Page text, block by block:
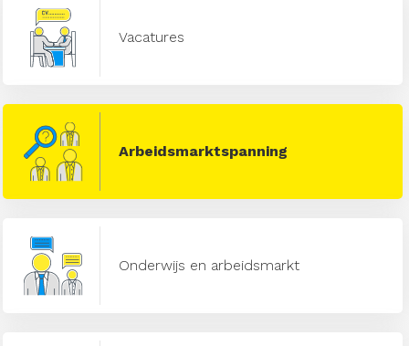
Vacatures
Arbeidsmarktspanning
Onderwijs en arbeidsmarkt